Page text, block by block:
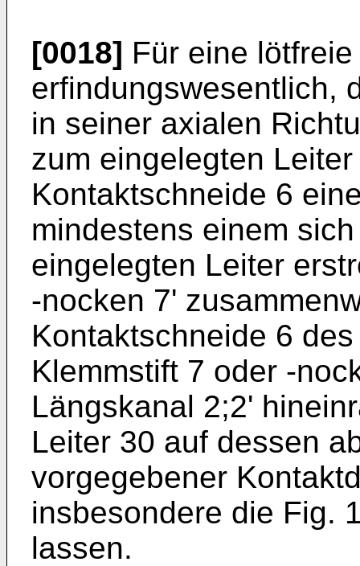
[0018] Für eine
erfindungswesentlich,
in seiner axialen
zum eingelegten
Kontaktschneide 6
mindestens einem
eingelegten Leiter
-nocken 7'
Kontaktschneide 6
Klemmstift 7 oder -
Längskanal 2;2'
Leiter 30 auf dessen
vorgegebener
insbesondere die Fig.
lassen.